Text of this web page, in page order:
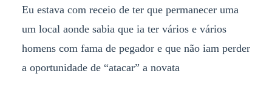
Eu estava com receio de ter que permanecer uma
um local aonde sabia que ia ter vários e vários
homens com fama de pegador e que não iam perder
a oportunidade de “atacar” a novata